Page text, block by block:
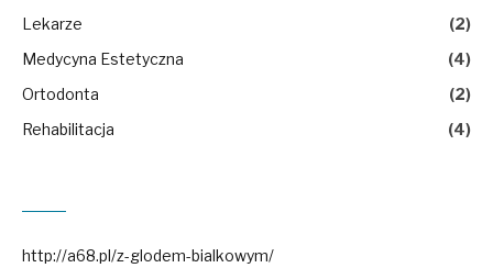
Lekarze
(2)
Medycyna Estetyczna
(4)
Ortodonta
(2)
Rehabilitacja
(4)
http://a68.pl/z-glodem-bialkowym/